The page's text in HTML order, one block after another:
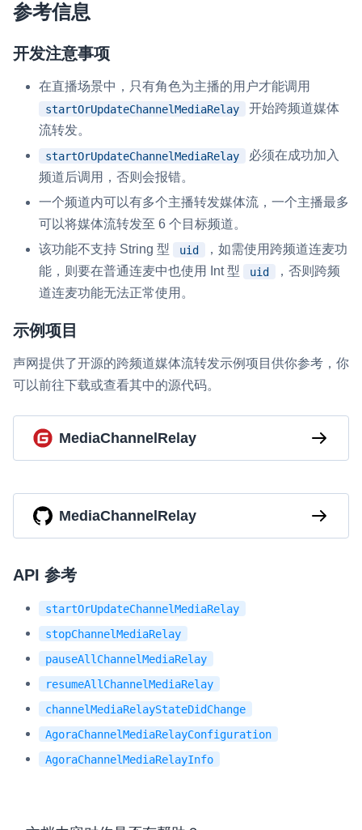
参考信息
开发注意事项
在直播场景中，只有角色为主播的用户才能调用
startOrUpdateChannelMediaRelay
开始跨频道媒体
流转发。
startOrUpdateChannelMediaRelay
必须在成功加入
频道后调用，否则会报错。
一个频道内可以有多个主播转发媒体流，一个主播最多
可以将媒体流转发至 6 个目标频道。
该功能不支持 String 型
uid
，如需使用跨频道连麦功
能，则要在普通连麦中也使用 Int 型
uid
，否则跨频
道连麦功能无法正常使用。
示例项目
声网提供了开源的跨频道媒体流转发示例项目供你参考，你
可以前往下载或查看其中的源代码。
MediaChannelRelay
MediaChannelRelay
API 参考
startOrUpdateChannelMediaRelay
stopChannelMediaRelay
pauseAllChannelMediaRelay
resumeAllChannelMediaRelay
channelMediaRelayStateDidChange
AgoraChannelMediaRelayConfiguration
AgoraChannelMediaRelayInfo